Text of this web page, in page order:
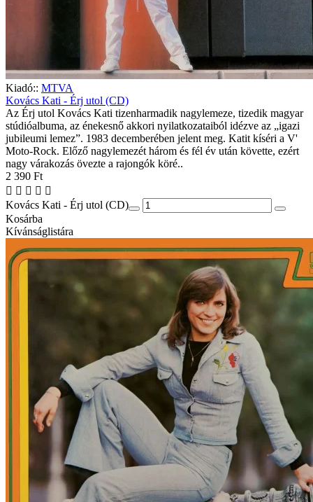
Kiadó:: MTVA
Kovács Kati - Érj utol (CD)
Az Érj utol Kovács Kati tizenharmadik nagylemeze, tizedik magyar
stúdióalbuma, az énekesnő akkori nyilatkozataiból idézve az „igazi
jubileumi lemez”. 1983 decemberében jelent meg. Katit kíséri a V'
Moto-Rock. Előző nagylemezét három és fél év után követte, ezért
nagy várakozás övezte a rajongók köré..
2 390 Ft
Kovács Kati - Érj utol (CD)
Kosárba
Kívánságlistára